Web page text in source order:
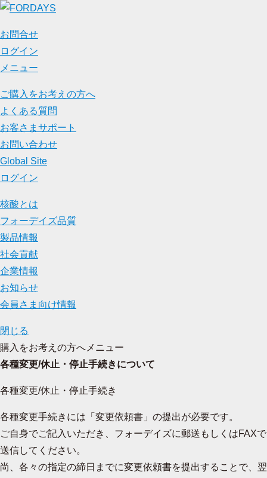
お問合せ
ログイン
メニュー
ご購入をお考えの方へ
よくある質問
お客さまサポート
お問い合わせ
Global Site
ログイン
核酸とは
フォーデイズ品質
製品情報
社会貢献
企業情報
お知らせ
会員さま向け情報
閉じる
購入をお考えの方へメニュー
各種変更/休止・停止手続きについて
各種変更/休止・停止手続き
各種変更手続きには「変更依頼書」の提出が必要です。
ご自身でご記入いただき、フォーデイズに郵送もしくはFAXで
送信してください。
尚、各々の指定の締日までに変更依頼書を提出することで、翌